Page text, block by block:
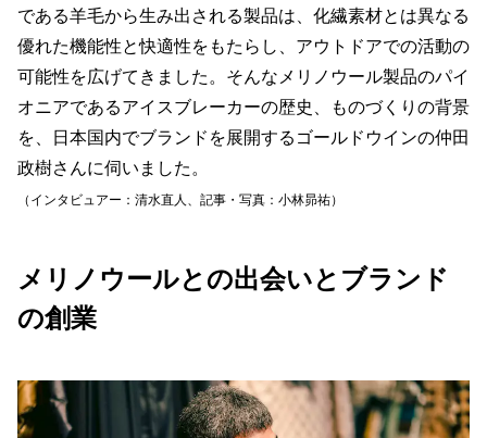
である羊毛から生み出される製品は、化繊素材とは異なる
優れた機能性と快適性をもたらし、アウトドアでの活動の
可能性を広げてきました。そんなメリノウール製品のパイ
オニアであるアイスブレーカーの歴史、ものづくりの背景
を、日本国内でブランドを展開するゴールドウインの仲田
政樹さんに伺いました。
（インタビュアー：清水直人、記事・写真：小林昴祐）
メリノウールとの出会いとブランド
の創業